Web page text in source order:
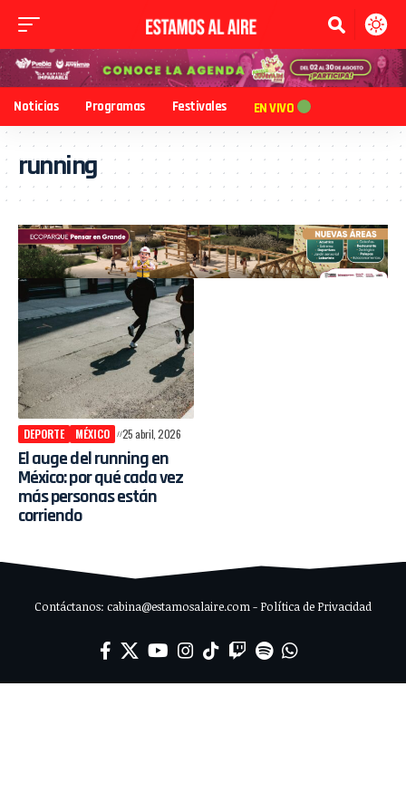
Noticias Programas Festivales EN VIVO
running
DEPORTE MÉXICO 25 abril, 2026
El auge del running en
México: por qué cada vez
más personas están
corriendo
Contáctanos: cabina@estamosalaire.com - Política de Privacidad